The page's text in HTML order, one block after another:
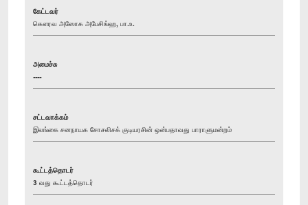
கேட்டவர்
கௌரவ அஸோக அபேசிங்ஹ, பா.உ.
அமைச்சு
----
சட்டவாக்கம்
இலங்கை சனநாயக சோசலிசக் குடியரசின் ஒன்பதாவது பாராளுமன்றம்
கூட்டத்தொடர்
3 வது கூட்டத்தொடர்